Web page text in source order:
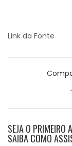
Link da Fonte
SEJA O PRIMEIRO
SAIBA COMO